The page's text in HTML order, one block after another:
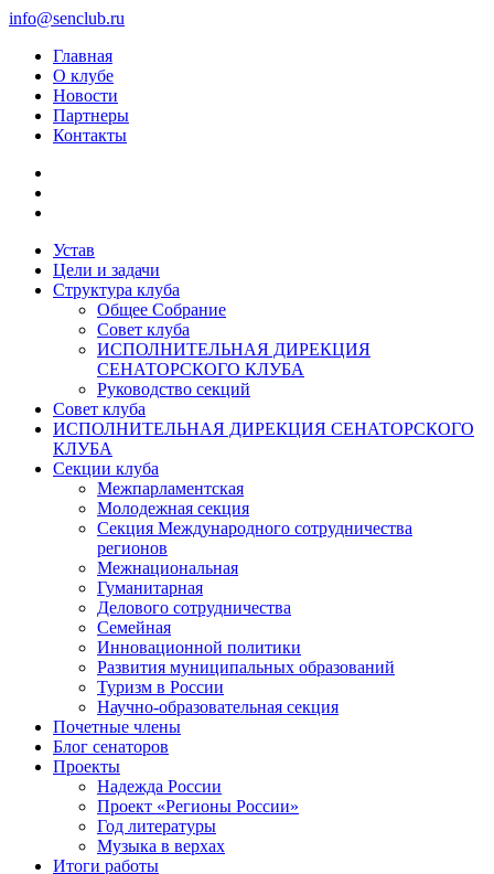
info@senclub.ru
Главная
О клубе
Новости
Партнеры
Контакты
Устав
Цели и задачи
Структура клуба
Общее Собрание
Совет клуба
ИСПОЛНИТЕЛЬНАЯ ДИРЕКЦИЯ
СЕНАТОРСКОГО КЛУБА
Руководство секций
Совет клуба
ИСПОЛНИТЕЛЬНАЯ ДИРЕКЦИЯ СЕНАТОРСКОГО
КЛУБА
Секции клуба
Межпарламентская
Молодежная секция
Секция Международного сотрудничества
регионов
Межнациональная
Гуманитарная
Делового сотрудничества
Семейная
Инновационной политики
Развития муниципальных образований
Туризм в России
Научно-образовательная секция
Почетные члены
Блог сенаторов
Проекты
Надежда России
Проект «Регионы России»
Год литературы
Музыка в верхах
Итоги работы